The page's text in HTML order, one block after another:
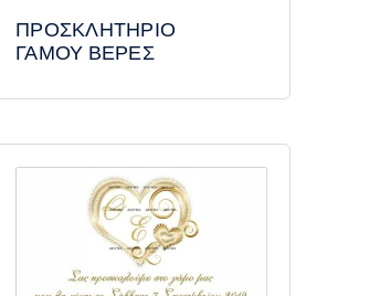
ΠΡΟΣΚΛΗΤΗΡΙΟ
ΓΑΜΟΥ ΒΕΡΕΣ